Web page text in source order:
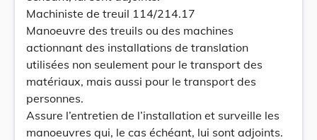
Machiniste de treuil 114/214.17
Manoeuvre des treuils ou des machines
actionnant des installations de translation
utilisées non seulement pour le transport des
matériaux, mais aussi pour le transport des
personnes.
Assure l’entretien de l’installation et surveille les
manoeuvres qui, le cas échéant, lui sont adjoints.